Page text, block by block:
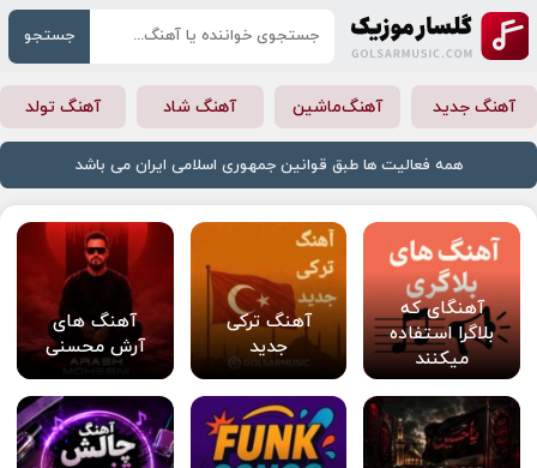
جستجو
آهنگ جدید آهنگ‌ماشین آهنگ شاد آهنگ تولد
همه فعالیت ها طبق قوانین جمهوری اسلامی ایران می باشد
آهنگای که
بلاگرا استفاده
میکنند
آهنگ ترکی
جدید
آهنگ های
آرش محسنی